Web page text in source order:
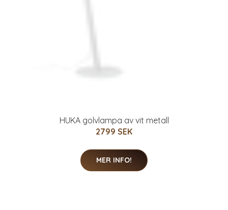
HUKA golvlampa av vit metall
2799 SEK
MER INFO!